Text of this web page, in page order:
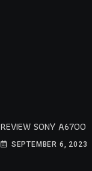
REVIEW SONY A6700
SEPTEMBER 6, 2023